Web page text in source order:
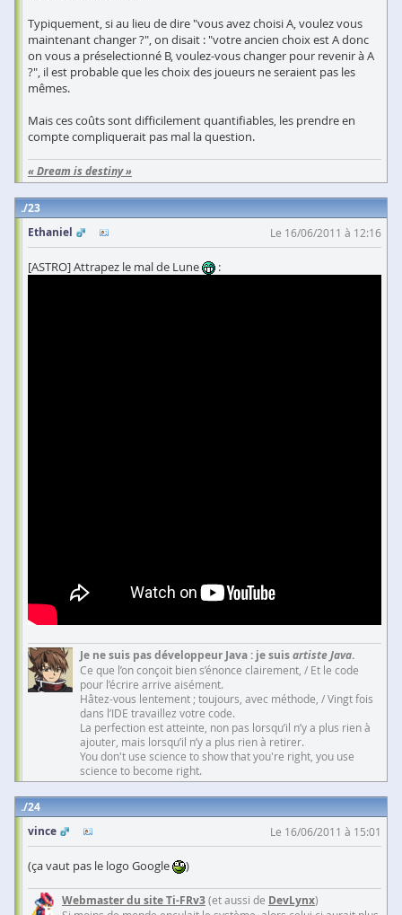
Typiquement, si au lieu de dire "vous avez choisi A, voulez vous
maintenant changer ?", on disait : "votre ancien choix est A donc
on vous a préselectionné B, voulez-vous changer pour revenir à A
?", il est probable que les choix des joueurs ne seraient pas les
mêmes.
Mais ces coûts sont difficilement quantifiables, les prendre en
compte compliquerait pas mal la question.
« Dream is destiny »
23
Ethaniel
Le 16/06/2011 à 12:16
[ASTRO] Attrapez le mal de Lune :
Je ne suis pas développeur Java : je suisartiste Java.
Ce que l’on conçoit bien s’énonce clairement, / Et le code
pour l’écrire arrive aisément.
Hâtez-vous lentement ; toujours, avec méthode, / Vingt fois
dans l’IDE travaillez votre code.
La perfection est atteinte, non pas lorsqu’il n’y a plus rien à
ajouter, mais lorsqu’il n’y a plus rien à retirer.
You don't use science to show that you're right, you use
science to become right.
24
vince
Le 16/06/2011 à 15:01
(ça vaut pas le logo Google )
Webmaster du site Ti-FRv3(et aussi de DevLynx)